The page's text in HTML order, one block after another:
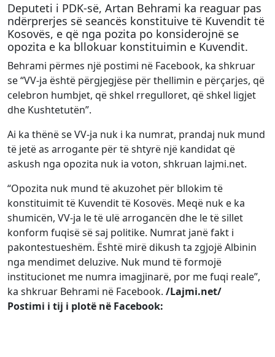
Deputeti i PDK-së, Artan Behrami ka reaguar pas
ndërprerjes së seancës konstituive të Kuvendit të
Kosovës, e që nga pozita po konsiderojnë se
opozita e ka bllokuar konstituimin e Kuvendit.
Behrami përmes një postimi në Facebook, ka shkruar
se “VV-ja është përgjegjëse për thellimin e përçarjes, që
celebron humbjet, që shkel rregulloret, që shkel ligjet
dhe Kushtetutën”.
Ai ka thënë se VV-ja nuk i ka numrat, prandaj nuk mund
të jetë as arrogante për të shtyrë një kandidat që
askush nga opozita nuk ia voton, shkruan lajmi.net.
“Opozita nuk mund të akuzohet për bllokim të
konstituimit të Kuvendit të Kosovës. Meqë nuk e ka
shumicën, VV-ja le të ulë arrogancën dhe le të sillet
konform fuqisë së saj politike. Numrat janë fakt i
pakontestueshëm. Është mirë dikush ta zgjojë Albinin
nga mendimet deluzive. Nuk mund të formojë
institucionet me numra imagjinarë, por me fuqi reale”,
ka shkruar Behrami në Facebook. /Lajmi.net/
Postimi i tij i plotë në Facebook: